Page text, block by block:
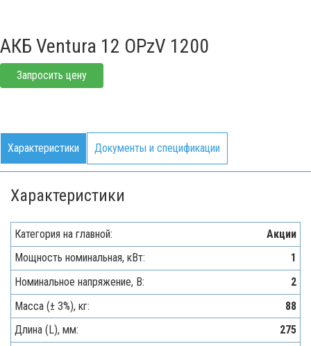
АКБ Ventura 12 OPzV 1200
Запросить цену
Характеристики Документы и спецификации
Характеристики
Категория на главной:
Акции
Мощность номинальная, кВт:
1
Номинальное напряжение, В:
2
Масса (± 3%), кг:
88
Длина (L), мм:
275